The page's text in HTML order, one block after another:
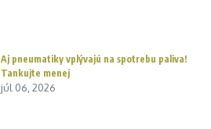
Aj pneumatiky vplývajú na spotrebu paliva!
Tankujte menej
júl 06, 2026